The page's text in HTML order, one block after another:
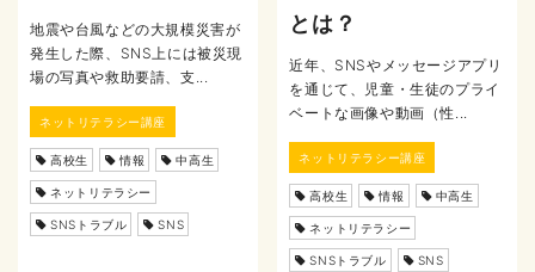
地震や台風などの大規模災害が
発生した際、SNS上には被災現
場の写真や救助要請、支...
ネットリテラシー講座
高校生 情報 中高生
ネットリテラシー
SNSトラブル SNS
とは？
近年、SNSやメッセージアプリ
を通じて、児童・生徒のプライ
ベートな画像や動画（性...
ネットリテラシー講座
高校生 情報 中高生
ネットリテラシー
SNSトラブル SNS